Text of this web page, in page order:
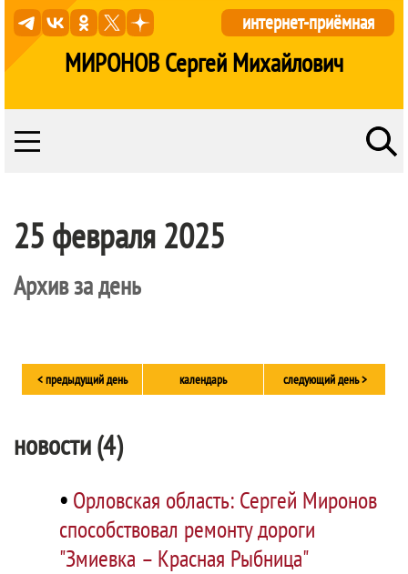
МИРОНОВ Сергей Михайлович
интернет-приёмная
25 февраля 2025
Архив за день
< предыдущий день календарь следующий день >
новости (4)
• Орловская область: Сергей Миронов
способствовал ремонту дороги
"Змиевка – Красная Рыбница"